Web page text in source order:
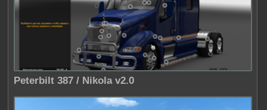
Peterbilt 387 / Nikola v2.0